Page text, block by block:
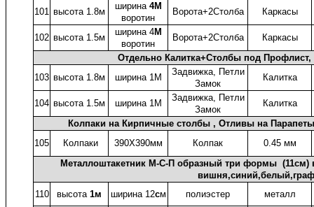
101 высота 1.8м
ширина 4М
воротин
Ворота+2Столба Каркасы
102 высота 1.5м
ширина 4М
воротин
Ворота+2Столба
Каркасы
Отдельно Калитка+Столбы под
103 высота 1.8м ширина 1М
Задвижка, Петли
Замок
Калитка
104 высота 1.5м ширина 1М
Задвижка, Петли
Замок
Калитка
Колпаки на Кирпичные столбы , Отливы на
105
Колпаки 390X390мм Колпак
0.45 мм
Металлоштакетник М-С-П образный три формы (11см)
110
высота1м ширина 12см полиэстер металл